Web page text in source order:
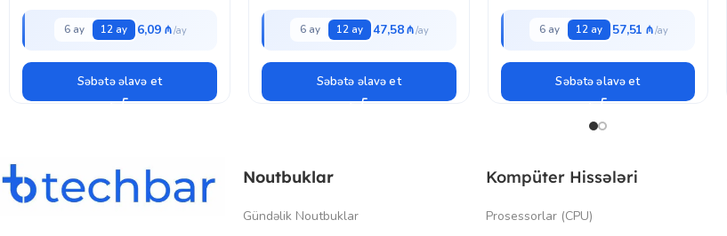
6 ay 12 ay 6,09 ₼
Səbətə əlavə et
6 ay 12 ay 47,58 ₼
Səbətə əlavə et
6 ay 12 ay 57,51 ₼
Səbətə əlavə et
Noutbuklar
Gündəlik Noutbuklar
Kompüter Hissələri
Prosessorlar (CPU)